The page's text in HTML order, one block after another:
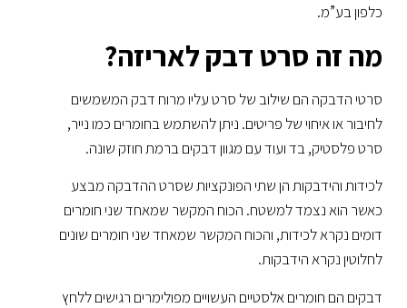
כלפון בע”מ.
מה זה סרט דבק לאריזה?
סרטי הדבקה הם שילוב של סרט עליו מרוח דבק המשמשים
לחיבור או איחוי של פריטים. ניתן להשתמש בחומרים כמו נייר,
סרט פלסטיק, בד ועוד עם מגוון דבקים ברמת חוזק שונה.
לכידות והידבקות הן שתי הפונקציות שסרט ההדבקה מבצע
כאשר הוא נצמד למשטח. הכוח המקשר שמאחד שני חומרים
דומים נקרא לכידות, והכוח המקשר שמאחד שני חומרים שונים
לחלוטין נקרא הידבקות.
דבקים הם חומרים אלסטיים העשויים מפולימרים רגישים ללחץ